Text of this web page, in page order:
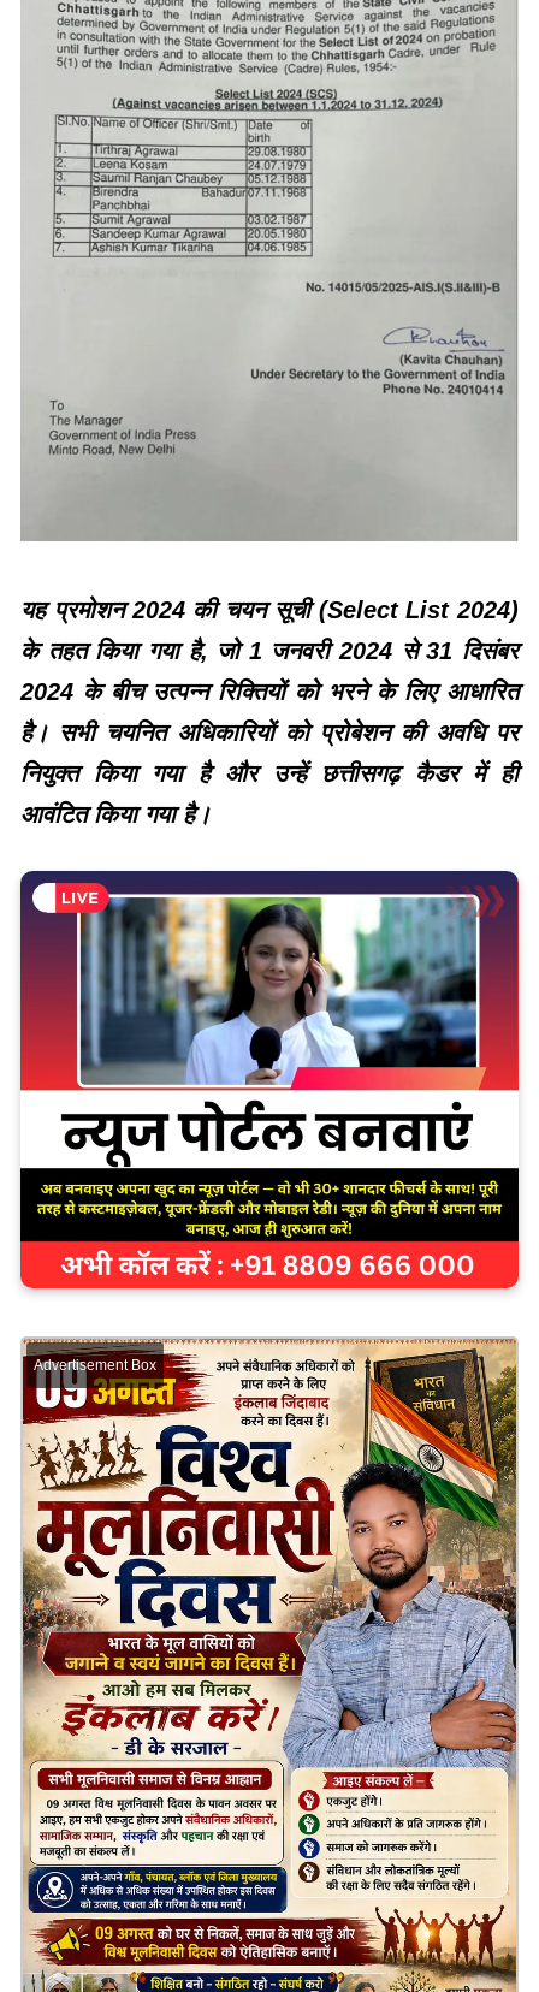
यह प्रमोशन 2024 की चयन सूची (Select List 2024)
के तहत किया गया है, जो 1 जनवरी 2024 से 31 दिसंबर
2024 के बीच उत्पन्न रिक्तियों को भरने के लिए आधारित
है। सभी चयनित अधिकारियों को प्रोबेशन की अवधि पर
नियुक्त किया गया है और उन्हें छत्तीसगढ़ कैडर में ही
आवंटित किया गया है।
Advertisement Box